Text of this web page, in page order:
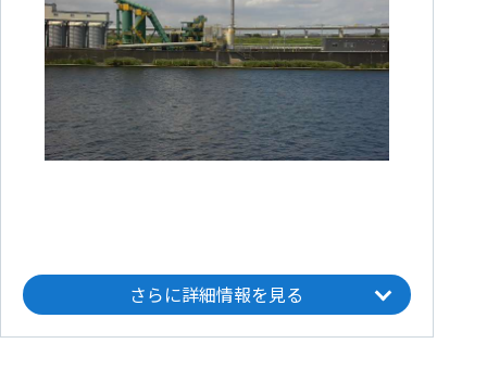
さらに詳細情報を見る